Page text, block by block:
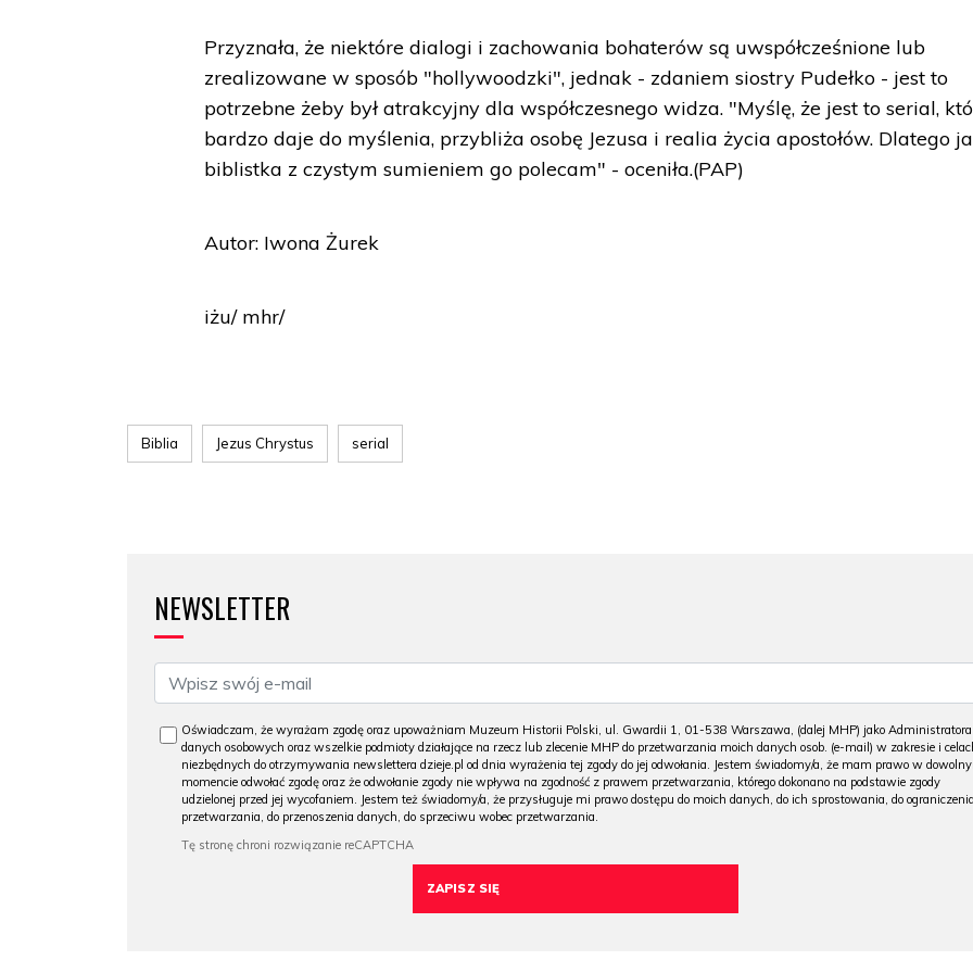
Przyznała, że niektóre dialogi i zachowania bohaterów są uwspółcześnione lub
zrealizowane w sposób "hollywoodzki", jednak - zdaniem siostry Pudełko - jest to
potrzebne żeby był atrakcyjny dla współczesnego widza. "Myślę, że jest to serial,
bardzo daje do myślenia, przybliża osobę Jezusa i realia życia apostołów. Dlatego
biblistka z czystym sumieniem go polecam" - oceniła.(PAP)
Autor: Iwona Żurek
iżu/ mhr/
Biblia Jezus Chrystus serial
NEWSLETTER
Oświadczam, że wyrażam zgodę oraz upoważniam Muzeum Historii Polski, ul. Gwardii 1, 01-538 Warszawa, (dalej MHP) jako Administratora
danych osobowych oraz wszelkie podmioty działające na rzecz lub zlecenie MHP do przetwarzania moich danych osob. (e-mail) w zakresie i
niezbędnych do otrzymywania newslettera dzieje.pl od dnia wyrażenia tej zgody do jej odwołania. Jestem świadomy/a, że mam prawo w
momencie odwołać zgodę oraz że odwołanie zgody nie wpływa na zgodność z prawem przetwarzania, którego dokonano na podstawie zgody
udzielonej przed jej wycofaniem. Jestem też świadomy/a, że przysługuje mi prawo dostępu do moich danych, do ich sprostowania, do ograniczenia
przetwarzania, do przenoszenia danych, do sprzeciwu wobec przetwarzania.